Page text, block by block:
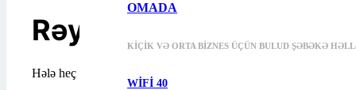
OMADA
KIÇIK VƏ ORTA BIZNES ÜÇÜN BULUD ŞƏBƏKƏ
WIFI 40
Rəylər
Hələ heç bir rəy yoxdur.